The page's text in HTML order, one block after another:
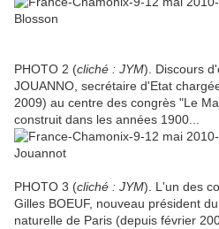
PHOTO 2 (cliché : JYM). Discours
JOUANNO, secrétaire d'Etat
2009) au centre des congrès "Le
construit dans les années 1900...
PHOTO 3 (cliché : JYM). L'un des
Gilles BOEUF, nouveau président
naturelle de Paris (depuis février